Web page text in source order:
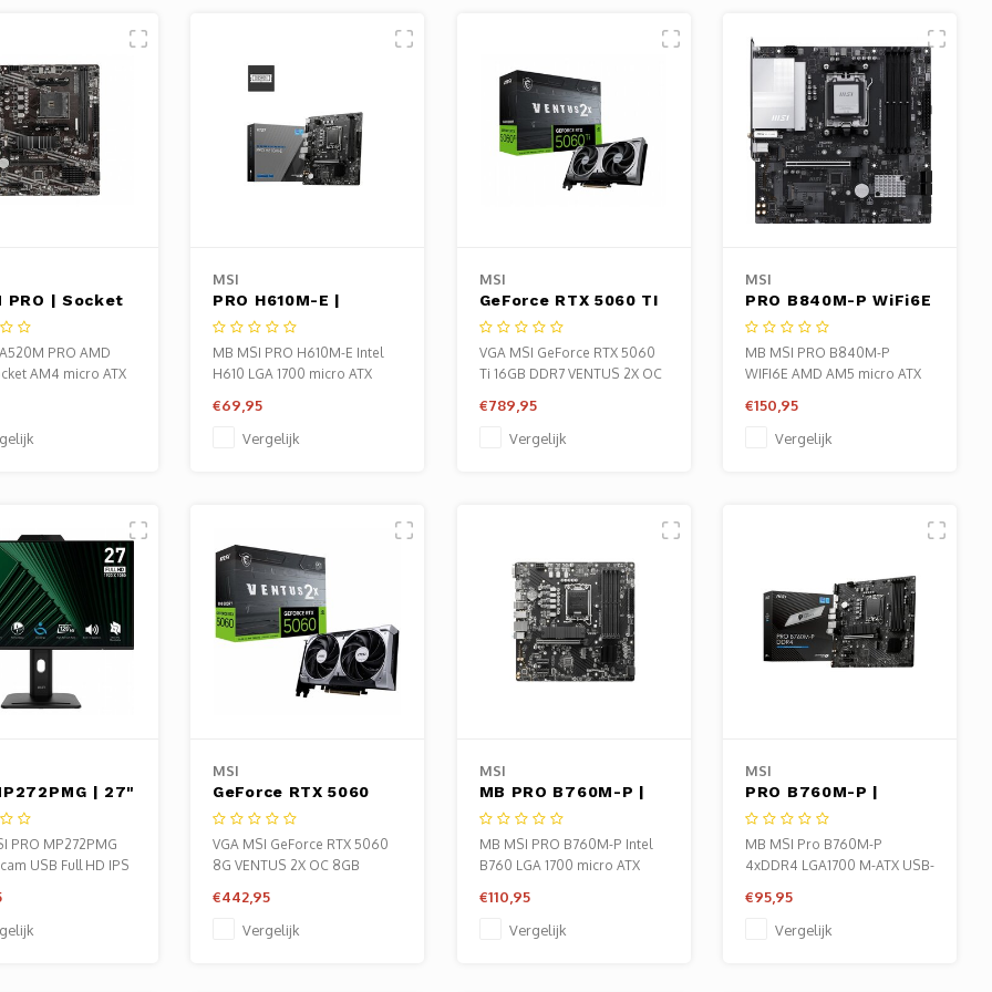
PRO | Socket
A520 |
| Micro-ATX |
PRO AMD
AM4 micro ATX
MSI
PRO H610M-E |
Socket LGA 1700 |
Intel H610 | 2xDDR5 |
Micro-ATX |
MB MSI PRO H610M-E Intel
H610 LGA 1700 micro ATX
€69,95
Vergelijk
MSI
GeForce RTX 5060 TI
VENTUS X2 OC PLUS
| 16GB GDDR7 | DLSS
4 | Videokaart |
VGA MSI GeForce RTX 5060
Ti 16GB DDR7 VENTUS 2X OC
€789,95
Vergelijk
MSI
PRO B840M-P WiFi6E
| Socket AM5 | AMD
B840 | 4xDDR5 |
Micro ATX |
MB MSI PRO B840M-P
WIFI6E AMD AM5 micro ATX
€150,95
Vergelijk
| 27"
IPS Monitor |
| Webcam |
PRO MP272PMG
USB Full HD IPS
MSI
GeForce RTX 5060
Ventus 2X OC | 8GB
GDDR7 | DLSS 4 |
Videokaart | Nvidia
VGA MSI GeForce RTX 5060
8G VENTUS 2X OC 8GB
€442,95
Vergelijk
MSI
MB PRO B760M-P |
Socket LGA 1700 |
Intel B760 | 4xDDR5 |
Micro-ATX |
MB MSI PRO B760M-P Intel
B760 LGA 1700 micro ATX
€110,95
Vergelijk
MSI
PRO B760M-P |
Socket LGA 1700 |
Intel B760 | 4xDDR4 |
Micro-ATX |
MB MSI Pro B760M-P
4xDDR4 LGA1700 M-ATX USB-
€95,95
Vergelijk